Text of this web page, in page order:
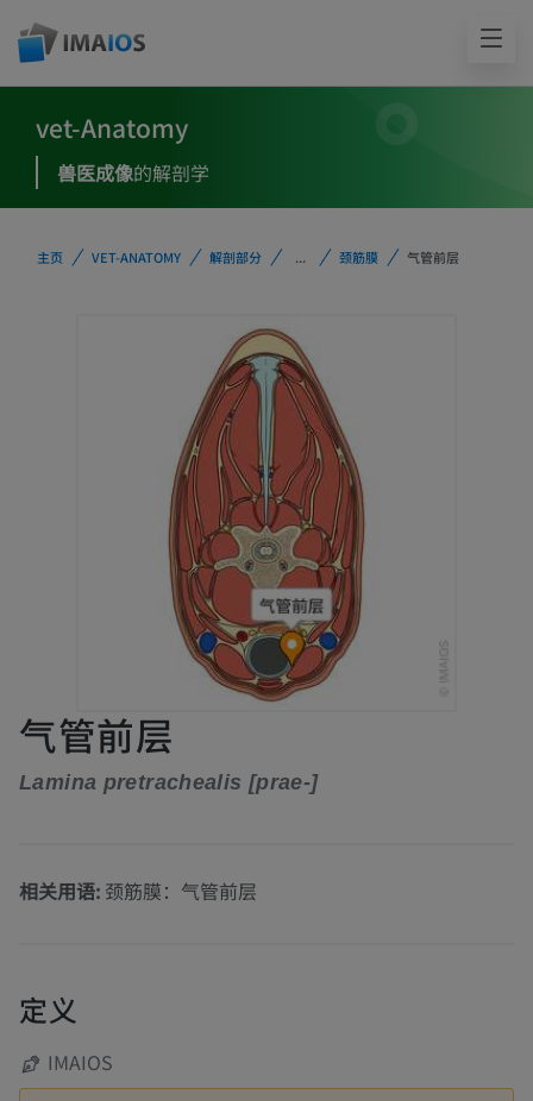
vet-Anatomy
兽医成像的解剖学
主页 VET-ANATOMY 解剖部分 ... 颈筋膜 气管前层
气管前层
Lamina pretrachealis [prae-]
相关用语: 颈筋膜：气管前层
定义
IMAIOS